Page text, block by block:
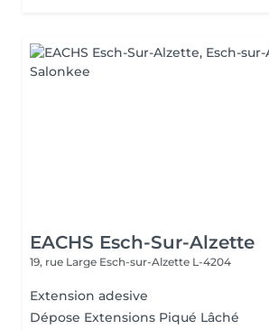
EACHS Esch-Sur-Alzette
19, rue Large Esch-sur-Alzette L-4204
Extension adesive
Dépose Extensions Piqué Lâché